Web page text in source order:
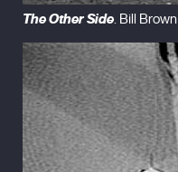
The Other Side. Bill Brown